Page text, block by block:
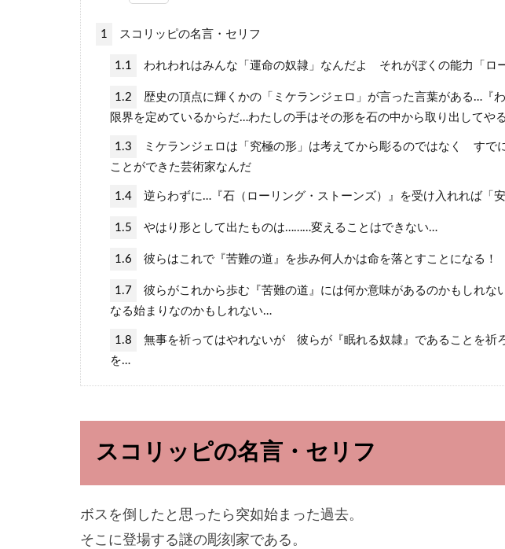
1 スコリッピの名言・セリフ
1.1 われわれはみんな「運命の奴隷」なんだよ それがぼくの能力「ロ
1.2
歴史の頂点に輝くかの「ミケランジェロ」が言った言葉がある…
限界を定めているからだ…わたしの手はその形を石の中から取り出してや
1.3
ミケランジェロは「究極の形」は考えてから彫るのではなく す
ことができた芸術家なんだ
1.4 逆らわずに…『石（ローリング・ストーンズ）』を受け入れれば「
1.5 やはり形として出たものは………変えることはできない…
1.6 彼らはこれで『苦難の道』を歩み何人かは命を落とすことになる！
1.7
彼らがこれから歩む『苦難の道』には何か意味があるのかもしれ
なる始まりなのかもしれない…
1.8
無事を祈ってはやれないが 彼らが『眠れる奴隷』であることを祈
を…
スコリッピの名言・セリフ
ボスを倒したと思ったら突如始まった過去。
そこに登場する謎の彫刻家である。